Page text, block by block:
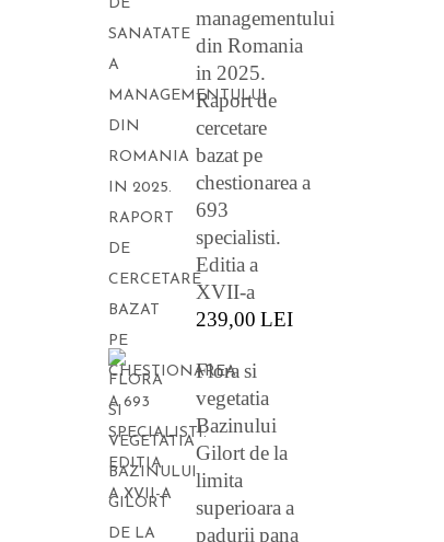
managementului
din Romania
in 2025.
Raport de
cercetare
bazat pe
chestionarea a
693
specialisti.
Editia a
XVII-a
239,00 LEI
Flora si
vegetatia
Bazinului
Gilort de la
limita
superioara a
padurii pana